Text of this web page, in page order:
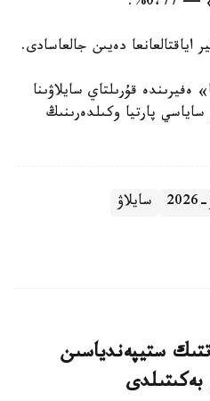
اياقتالعانعا دەيىن جالعاسادى.
قۇرىلتاي سايلاۋىنا
پارتيا وكىلدەرىنىڭ
سايلاۋ
ستيپەندياسىن
بەكىتىلدى